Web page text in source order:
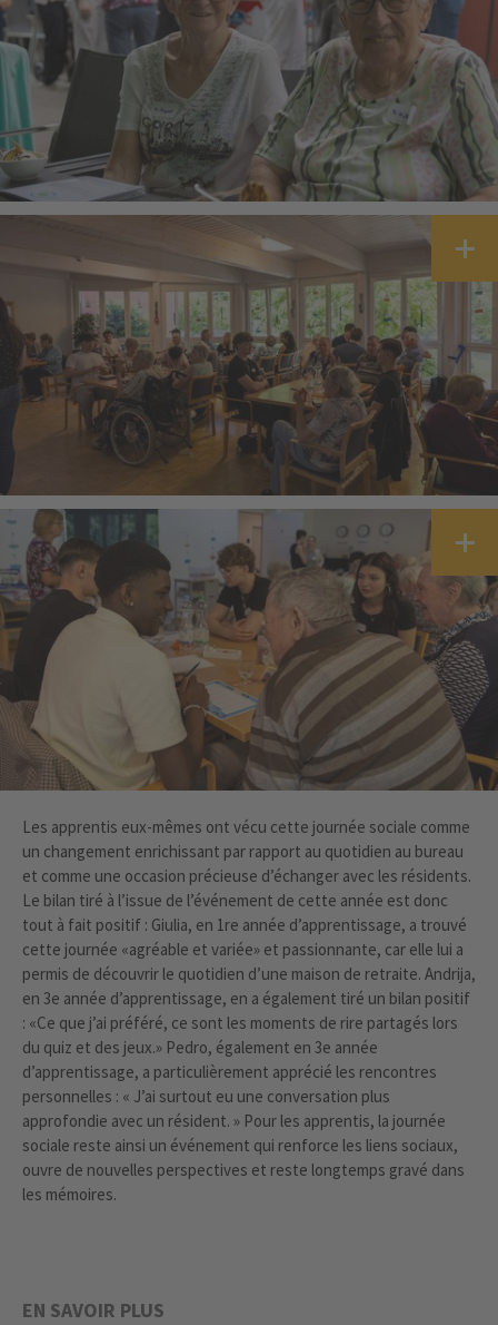
Les apprentis eux-mêmes ont vécu cette journée sociale comme
un changement enrichissant par rapport au quotidien au bureau
et comme une occasion précieuse d’échanger avec les résidents.
Le bilan tiré à l’issue de l’événement de cette année est donc
tout à fait positif : Giulia, en 1re année d’apprentissage, a trouvé
cette journée «agréable et variée» et passionnante, car elle lui a
permis de découvrir le quotidien d’une maison de retraite. Andrija,
en 3e année d’apprentissage, en a également tiré un bilan positif
: «Ce que j’ai préféré, ce sont les moments de rire partagés lors
du quiz et des jeux.» Pedro, également en 3e année
d’apprentissage, a particulièrement apprécié les rencontres
personnelles : « J’ai surtout eu une conversation plus
approfondie avec un résident. » Pour les apprentis, la journée
sociale reste ainsi un événement qui renforce les liens sociaux,
ouvre de nouvelles perspectives et reste longtemps gravé dans
les mémoires.
EN SAVOIR PLUS